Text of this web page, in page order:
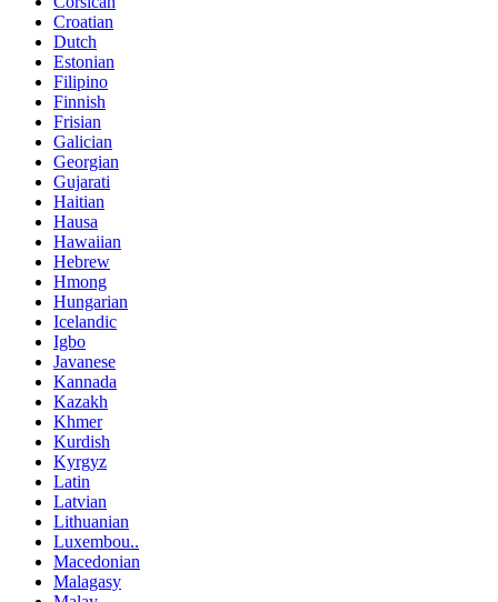
Croatian
Dutch
Estonian
Filipino
Finnish
Frisian
Galician
Georgian
Gujarati
Haitian
Hausa
Hawaiian
Hebrew
Hmong
Hungarian
Icelandic
Igbo
Javanese
Kannada
Kazakh
Khmer
Kurdish
Kyrgyz
Latin
Latvian
Lithuanian
Luxembou..
Macedonian
Malagasy